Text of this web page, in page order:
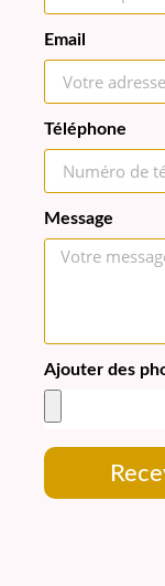
Email
Téléphone
Message
Ajouter des